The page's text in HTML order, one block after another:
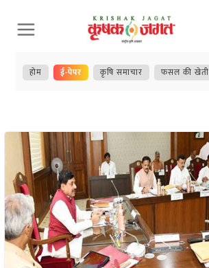
Skip
to
content
होम ई-पेपर कृषि समाचार फसल की खेती